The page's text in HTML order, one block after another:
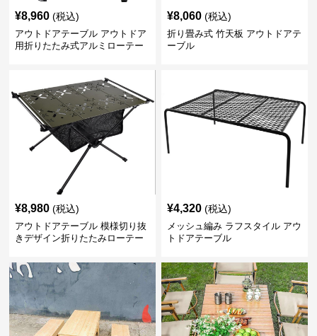
¥8,960 (税込)
アウトドアテーブル アウトドア
用折りたたみ式アルミローテー
¥8,060 (税込)
折り畳み式 竹天板 アウトドアテ
ーブル
¥8,980 (税込)
アウトドアテーブル 模様切り抜
きデザイン折りたたみローテー
¥4,320 (税込)
メッシュ編み ラフスタイル アウ
トドアテーブル